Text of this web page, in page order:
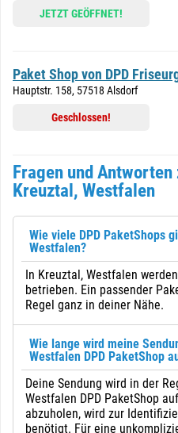
JETZT GEÖFFNET!
Paket Shop von DPD
Hauptstr. 158, 57518 Alsdorf
Geschlossen!
Fragen und
Kreuztal, Westfalen
Wie viele DPD PaketShops
Westfalen?
In Kreuztal, Westfalen
betrieben. Ein passender
Regel ganz in deiner Nähe.
Wie lange wird meine
Westfalen DPD PaketShop
Deine Sendung wird in der
Westfalen DPD PaketShop
abzuholen, wird zur
benötigt. Für eine